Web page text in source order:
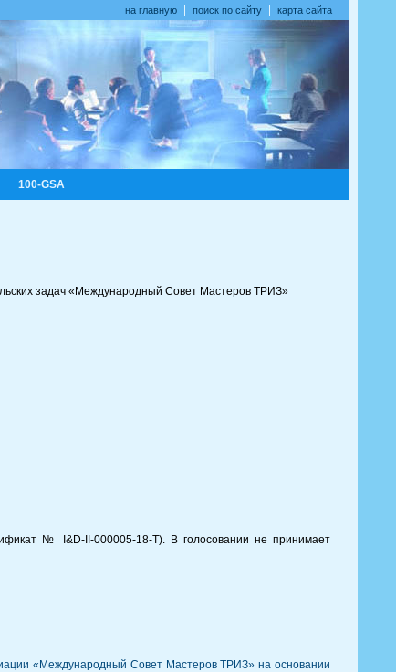
на главную поиск по сайту карта сайта
100-GSA
задач «Международный Совет Мастеров ТРИЗ»
№ I&D-II-000005-18-Т). В голосовании не принимает
«Международный Совет Мастеров ТРИЗ» на основании